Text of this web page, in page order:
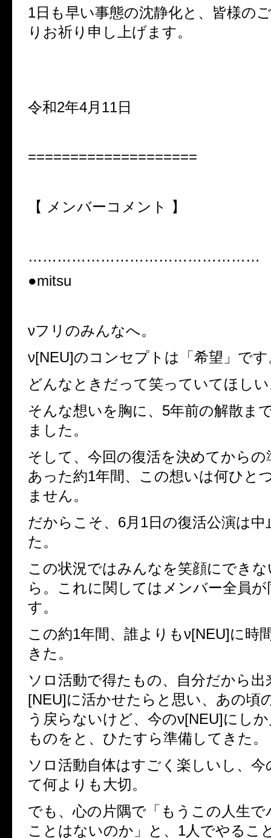
1日も早い事態の沈静化と、皆様の
りお祈り申し上げます。
令和2年4月11日
====================
【 メンバーコメント 】
…………………………………………
●mitsu
νフリのみんなへ。
ν[NEU]のコンセプトは「希望」です
どんなときだって笑っていてほし
そんな想いを胸に、5年前の解散ま
ました。
そして、今回の復活を決めてからの
あった約1年間、この想いは何ひと
ません。
だからこそ、6月1日の復活公演は
た。
この状況ではみんなを笑顔にでき
ら。これに関してはメンバー全員
す。
この約1年間、誰よりもν[NEU]に時
きた。
ソロ活動で得たもの、自分だから出
[NEU]に活かせたらと思い、あの頃
う戻らないけど、今のν[NEU]にし
ものをと、ひたすら準備してきた。
ソロ活動自体はすごく楽しいし、
て何よりも大切。
でも、心の片隅で「もうこの人生
ことはないのか」と、1人でやるこ